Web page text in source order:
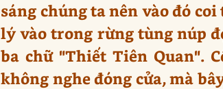
sáng chúng ta nên vào đó
lý vào trong rừng tùng núp
ba chữ "Thiết Tiên Quan".
không nghe đóng cửa, mà